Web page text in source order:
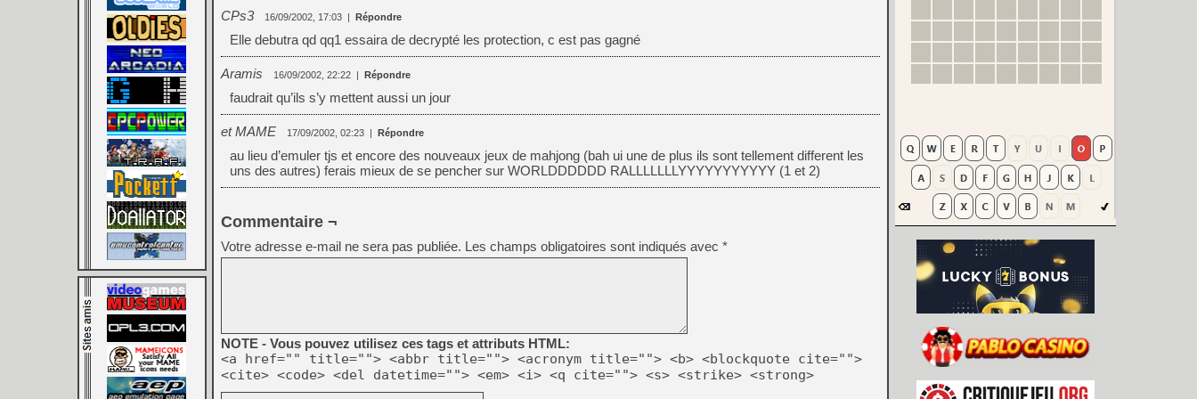
CPs3 16/09/2002, 17:03 | Répondre
Elle debutra qd qq1 essaira de decrypté les protection, c est pas gagné
Aramis 16/09/2002, 22:22 | Répondre
faudrait qu’ils s’y mettent aussi un jour
et MAME 17/09/2002, 02:23 | Répondre
au lieu d’emuler tjs et encore des nouveaux jeux de mahjong (bah ui une de plus ils sont tellement different les
uns des autres) ferais mieux de se pencher sur WORLDDDDDD RALLLLLLLYYYYYYYYYYY (1 et 2)
Commentaire ¬
Votre adresse e-mail ne sera pas publiée. Les champs obligatoires sont indiqués avec *
NOTE - Vous pouvez utilisez ces tags et attributs HTML:
<a href="" title=""> <abbr title=""> <acronym title=""> <b> <blockquote cite="">
<cite> <code> <del datetime=""> <em> <i> <q cite=""> <s> <strike> <strong>